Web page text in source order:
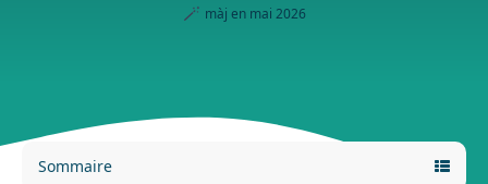
🪄 màj en mai 2026
Sommaire